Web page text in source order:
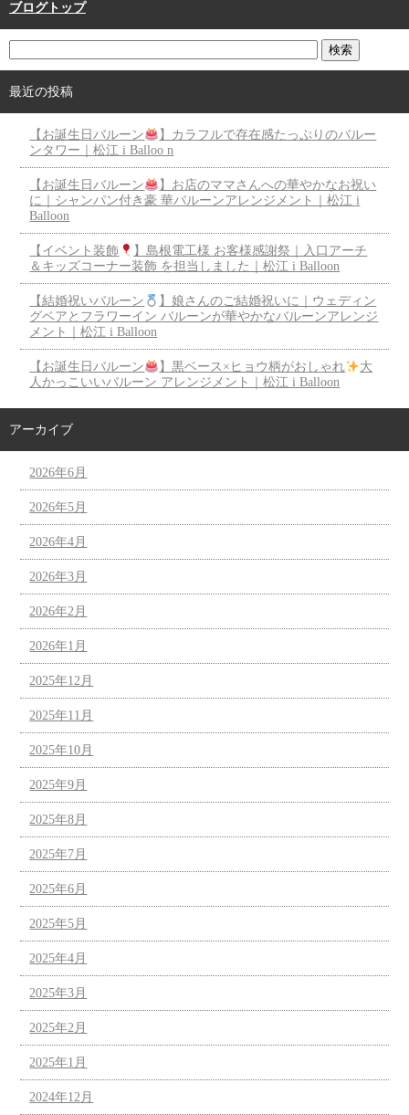
ブログトップ
最近の投稿
【お誕生日バルーン
】カラフルで存在感たっぷりのバルー
ンタワー｜松江 i Balloo n
【お誕生日バルーン
】お店のママさんへの華やかなお祝い
に｜シャンパン付き豪 華バルーンアレンジメント｜松江 i
Balloon
【イベント装飾
】島根電工様 お客様感謝祭｜入口アーチ
＆キッズコーナー装飾 を担当しました｜松江 i Balloon
【結婚祝いバルーン
】娘さんのご結婚祝いに｜ウェディン
グベアとフラワーイン バルーンが華やかなバルーンアレンジ
メント｜松江 i Balloon
【お誕生日バルーン 】黒ベース×ヒョウ柄がおしゃれ
大
人かっこいいバルーン アレンジメント｜松江 i Balloon
アーカイブ
2026年6月
2026年5月
2026年4月
2026年3月
2026年2月
2026年1月
2025年12月
2025年11月
2025年10月
2025年9月
2025年8月
2025年7月
2025年6月
2025年5月
2025年4月
2025年3月
2025年2月
2025年1月
2024年12月